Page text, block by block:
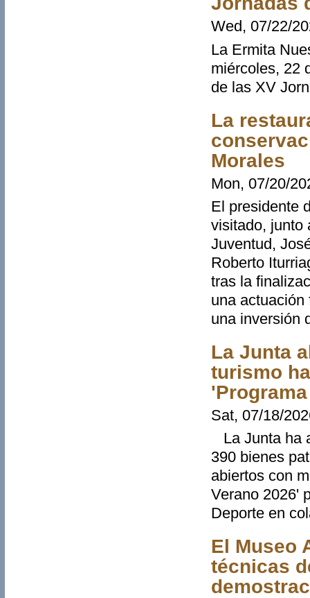
Wed, 07/22/
La Ermita
miércoles, 22
de las XV
La
Morales
Mon, 07/20/
El presidente
visitado, junto
Juventud,
Roberto
tras la
una
una inversión
La Junta
turismo
Sat, 07/18/
La Junta ha
390 bienes
abiertos con
Verano 2026'
Deporte en
El Museo
técnicas